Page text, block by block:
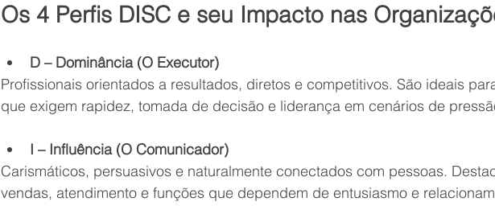
Os 4 Perfis DISC e seu Impacto nas
D – Dominância (O Executor)
Profissionais orientados a resultados, diretos e competitivos. São ideais
que exigem rapidez, tomada de decisão e liderança em cenários de
I – Influência (O Comunicador)
Carismáticos, persuasivos e naturalmente conectados com pessoas.
vendas, atendimento e funções que dependem de entusiasmo e